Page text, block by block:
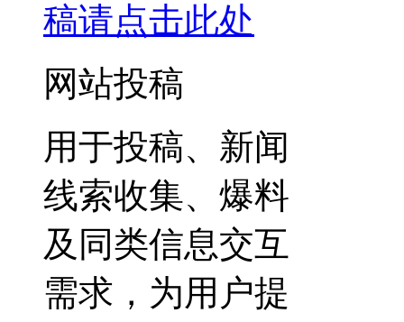
稿请点击此处
网站投稿
用于投稿、新闻
线索收集、爆料
及同类信息交互
需求，为用户提